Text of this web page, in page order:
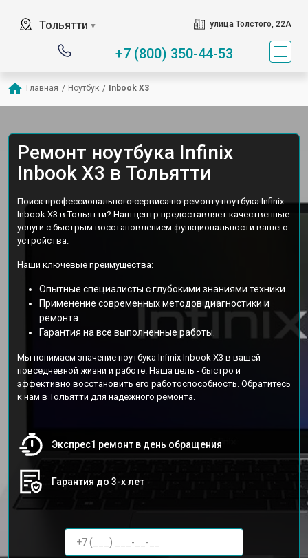
Тольятти ▼ улица Толстого, 22А
+7 (800) 350-44-53
Главная / Ноутбук / Inbook X3
Ремонт ноутбука Infinix
Inbook X3 в Тольятти
Поиск профессионального сервиса по ремонту ноутбука Infinix
Inbook X3 в Тольятти? Наш центр предоставляет качественные
услуги с быстрым восстановлением функциональности вашего
устройства.
Наши ключевые преимущества:
Опытные специалисты с глубокими знаниями техники.
Применение современных методов диагностики и
ремонта.
Гарантия на все выполненные работы.
Мы понимаем значение ноутбука Infinix Inbook X3 в вашей
повседневной жизни и работе. Наша цель - быстро и
эффективно восстановить его работоспособность. Обратитесь
к нам в Тольятти для надежного ремонта.
Экспрес1 ремонт в день обращения
Гарантия до 3-х лет